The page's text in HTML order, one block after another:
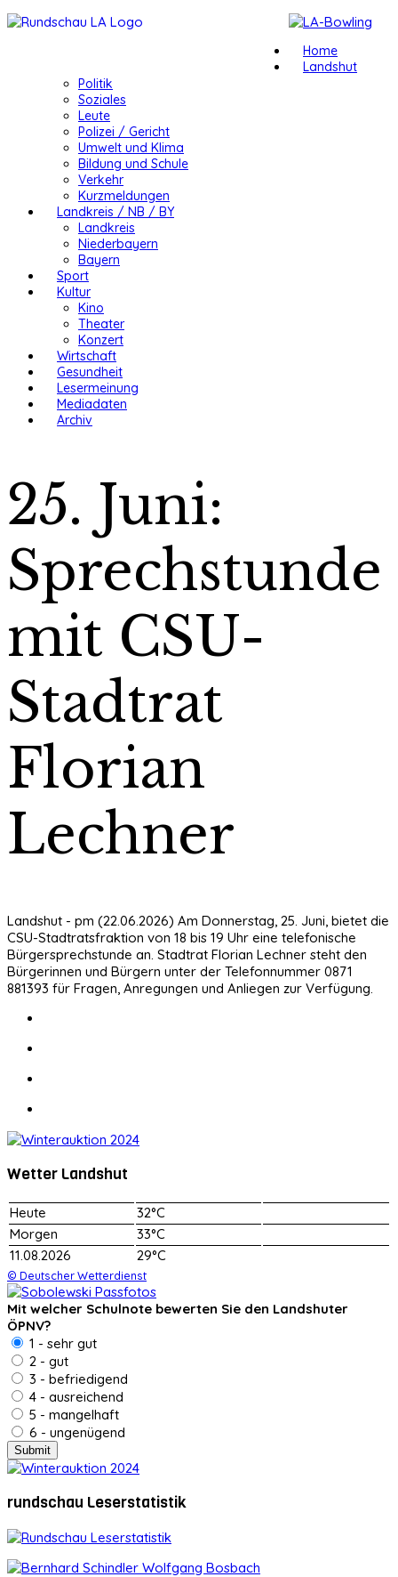
Home
Landshut
Politik
Soziales
Leute
Polizei / Gericht
Umwelt und Klima
Bildung und Schule
Verkehr
Kurzmeldungen
Landkreis / NB / BY
Landkreis
Niederbayern
Bayern
Sport
Kultur
Kino
Theater
Konzert
Wirtschaft
Gesundheit
Lesermeinung
Mediadaten
Archiv
25. Juni:
Sprechstunde
mit CSU-
Stadtrat
Florian
Lechner
Landshut - pm (22.06.2026) Am Donnerstag, 25. Juni, bietet die
CSU-Stadtratsfraktion von 18 bis 19 Uhr eine telefonische
Bürgersprechstunde an. Stadtrat Florian Lechner steht den
Bürgerinnen und Bürgern unter der Telefonnummer 0871
881393 für Fragen, Anregungen und Anliegen zur Verfügung.
Wetter Landshut
Heute
32°C
Morgen
33°C
11.08.2026
29°C
© Deutscher Wetterdienst
Mit welcher Schulnote bewerten Sie den Landshuter
ÖPNV?
1 - sehr gut
2 - gut
3 - befriedigend
4 - ausreichend
5 - mangelhaft
6 - ungenügend
rundschau Leserstatistik